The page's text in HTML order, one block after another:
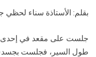
بقلم: الأستاذة سناء لحظي
جلست على مقعد في إحدى
طول السير، فجلست